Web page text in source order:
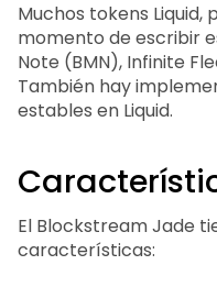
Muchos tokens Liquid,
momento de escribir
Note (BMN), Infinite
También hay
estables en Liquid.
El Blockstream Jade
características: